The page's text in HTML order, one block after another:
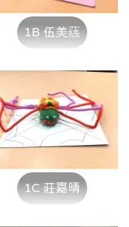
1B 伍美蕬
1C 莊嘉晴